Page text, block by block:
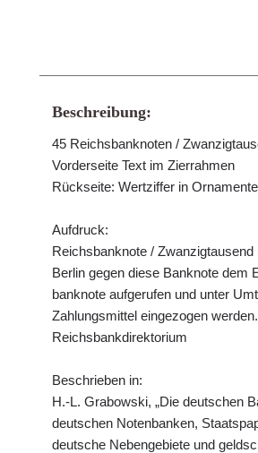
Beschreibung:
45 Reichsbanknoten /
Vorderseite Text im Zierrahmen
Rückseite: Wertziffer in
Aufdruck:
Reichsbanknote /
Berlin gegen diese Banknote dem
banknote aufgerufen und unter
Zahlungsmittel eingezogen
Reichsbankdirektorium
Beschrieben in:
H.-L. Grabowski, „Die deutschen
deutschen Notenbanken,
deutsche Nebengebiete und